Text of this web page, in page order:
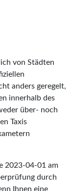
von Städten
anders geregelt,
innerhalb des
über- noch
Taxis
2023-04-01 am
durch
Ihnen eine